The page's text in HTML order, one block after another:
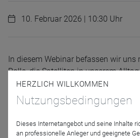
10. Februar 2026 | 10:30 Uhr
In diesem Webinar befassen wir uns
Rolle, die Satelliten in unserem
beleuchten den Paradigmenwechsel,
neuer Megakonstellationen in der
sich bringt. Ein Thema, das wir im
Space
untersuchen.
HERZLICH WILLKOMMEN
Nutzungsbedingungen
Dieses Internetangebot und seine Inhalte
an professionelle Anleger und geeignete